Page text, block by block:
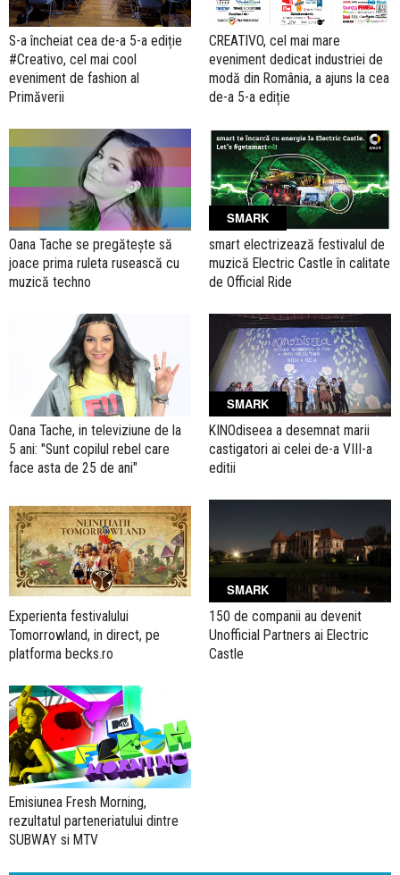
S-a încheiat cea de-a 5-a ediție
#Creativo, cel mai cool
eveniment de fashion al
Primăverii
CREATIVO, cel mai mare
eveniment dedicat industriei de
modă din România, a ajuns la cea
de-a 5-a ediție
Oana Tache se pregătește să
joace prima ruleta rusească cu
muzică techno
SMARK
smart electrizează festivalul de
muzică Electric Castle în calitate
de Official Ride
Oana Tache, in televiziune de la
5 ani: "Sunt copilul rebel care
face asta de 25 de ani"
SMARK
KINOdiseea a desemnat marii
castigatori ai celei de-a VIII-a
editii
Experienta festivalului
Tomorrowland, in direct, pe
platforma becks.ro
SMARK
150 de companii au devenit
Unofficial Partners ai Electric
Castle
Emisiunea Fresh Morning,
rezultatul parteneriatului dintre
SUBWAY si MTV